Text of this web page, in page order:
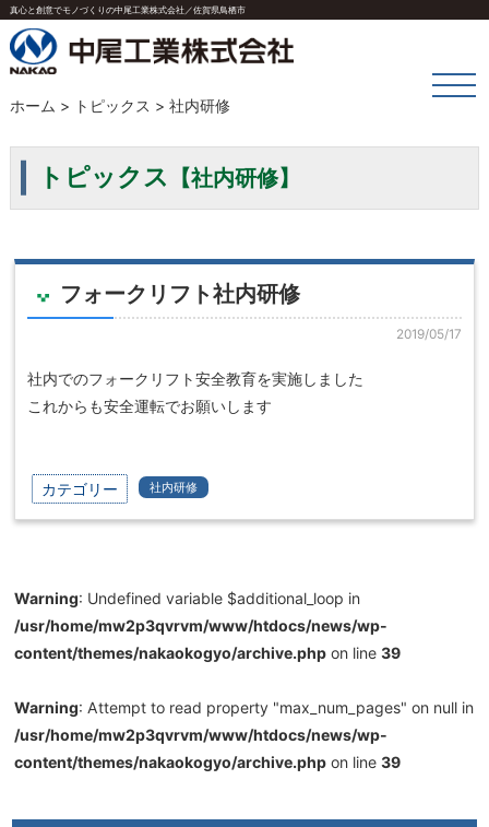
真心と創意でモノづくりの中尾工業株式会社／佐賀県鳥栖市
ホーム > トピックス > 社内研修
トピックス 【社内研修】
フォークリフト社内研修
2019/05/17
社内でのフォークリフト安全教育を実施しました
これからも安全運転でお願いします
カテゴリー 社内研修
Warning: Undefined variable $additional_loop in
/usr/home/mw2p3qvrvm/www/htdocs/news/wp-
content/themes/nakaokogyo/archive.php on line39
Warning: Attempt to read property "max_num_pages" on null in
/usr/home/mw2p3qvrvm/www/htdocs/news/wp-
content/themes/nakaokogyo/archive.php on line39